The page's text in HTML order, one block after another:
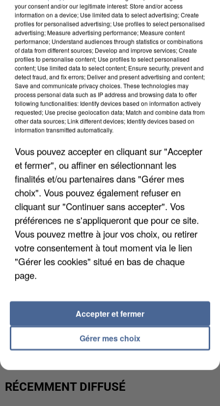
UN SECOND CADRE DE LA DZ MAFIA
UNE TOURISTE DE L’OISE EMPORTÉE PAR UNE
COULÉE DE BOUE EN HAUTE-SAVOIE
RÉCEMMENT DIFFUSÉ
your consent and/or our legitimate interest: Store and/or access
information on a device; Use limited data to select advertising; Create
profiles for personalised advertising; Use profiles to select personalised
advertising; Measure advertising performance; Measure content
performance; Understand audiences through statistics or combinations
of data from different sources; Develop and improve services; Create
profiles to personalise content; Use profiles to select personalised
content; Use limited data to select content; Ensure security, prevent and
detect fraud, and fix errors; Deliver and present advertising and content;
Save and communicate privacy choices. These technologies may
process personal data such as IP address and browsing data to offer
following functionalities: Identify devices based on information actively
requested; Use precise geolocation data; Match and combine data from
other data sources; Link different devices; Identify devices based on
information transmitted automatically.
Vous pouvez accepter en cliquant sur "Accepter
et fermer", ou affiner en sélectionnant les
finalités et/ou partenaires dans "Gérer mes
choix". Vous pouvez également refuser en
cliquant sur "Continuer sans accepter". Vos
préférences ne s'appliqueront que pour ce site.
Vous pouvez mettre à jour vos choix, ou retirer
votre consentement à tout moment via le lien
"Gérer les cookies" situé en bas de chaque
page.
Gérer mes choix
Accepter et fermer